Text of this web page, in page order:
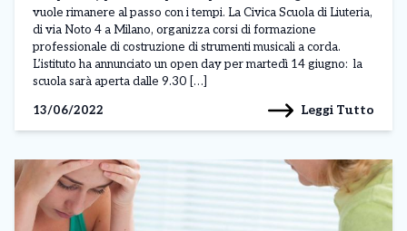
vuole rimanere al passo con i tempi. La Civica Scuola di Liuteria,
di via Noto 4 a Milano, organizza corsi di formazione
professionale di costruzione di strumenti musicali a corda.
L’istituto ha annunciato un open day per martedì 14 giugno: la
scuola sarà aperta dalle 9.30 […]
13/06/2022
Leggi Tutto